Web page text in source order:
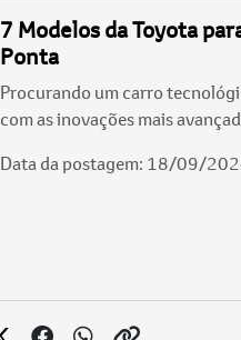
7 Modelos da Toyota
Ponta
Procurando um carro
com as inovações mais
Data da postagem: 18/09/